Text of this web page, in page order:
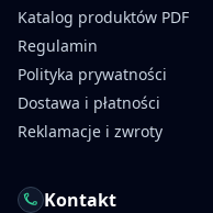
Katalog produktów PDF
Regulamin
Polityka prywatności
Dostawa i płatności
Reklamacje i zwroty
Kontakt